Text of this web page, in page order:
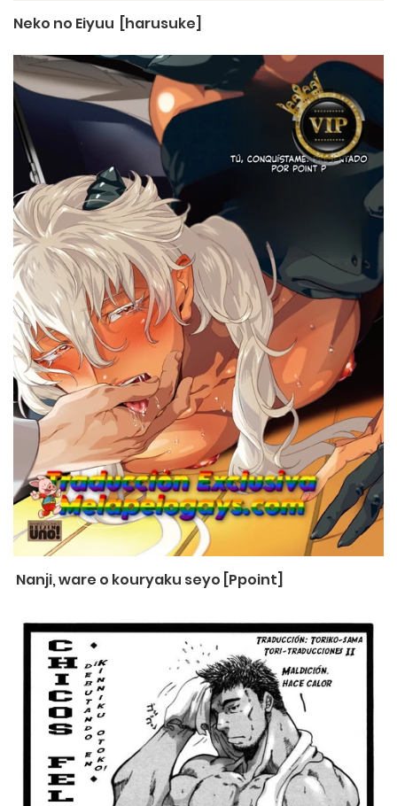
Neko no Eiyuu [harusuke]
Nanji, ware o kouryaku seyo [Ppoint]